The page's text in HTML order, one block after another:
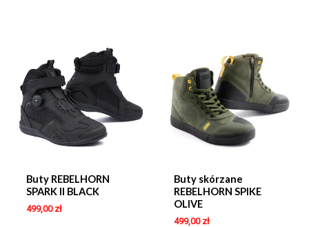
Buty REBELHORN
SPARK II BLACK
499,00 zł
Buty skórzane
REBELHORN SPIKE
OLIVE
499,00 zł